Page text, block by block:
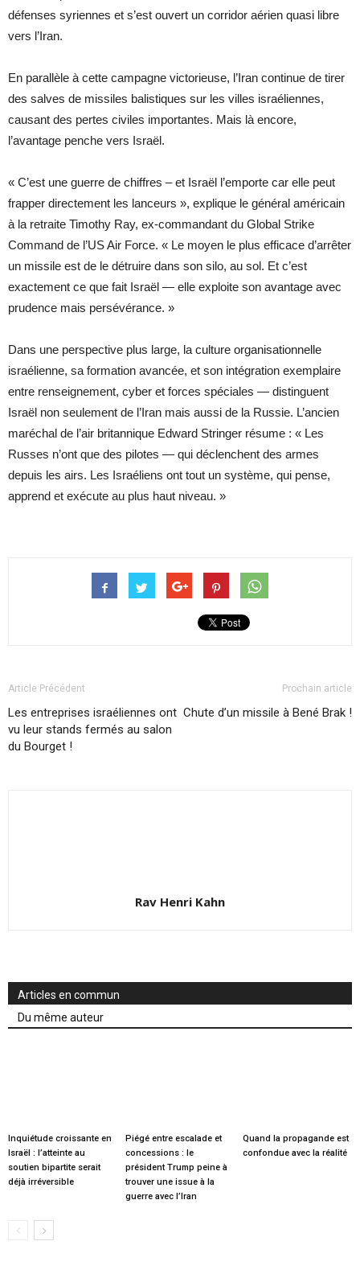
défenses syriennes et s’est ouvert un corridor aérien quasi libre
vers l’Iran.
En parallèle à cette campagne victorieuse, l’Iran continue de tirer
des salves de missiles balistiques sur les villes israéliennes,
causant des pertes civiles importantes. Mais là encore,
l’avantage penche vers Israël.
« C’est une guerre de chiffres – et Israël l’emporte car elle peut
frapper directement les lanceurs », explique le général américain
à la retraite Timothy Ray, ex-commandant du Global Strike
Command de l’US Air Force. « Le moyen le plus efficace d’arrêter
un missile est de le détruire dans son silo, au sol. Et c’est
exactement ce que fait Israël — elle exploite son avantage avec
prudence mais persévérance. »
Dans une perspective plus large, la culture organisationnelle
israélienne, sa formation avancée, et son intégration exemplaire
entre renseignement, cyber et forces spéciales — distinguent
Israël non seulement de l’Iran mais aussi de la Russie. L’ancien
maréchal de l’air britannique Edward Stringer résume : « Les
Russes n’ont que des pilotes — qui déclenchent des armes
depuis les airs. Les Israéliens ont tout un système, qui pense,
apprend et exécute au plus haut niveau. »
Article Précédent
Les entreprises israéliennes ont
vu leur stands fermés au salon
du Bourget !
Prochain article
Chute d’un missile à Bené Brak !
Rav Henri Kahn
Articles en commun
Du même auteur
Inquiétude croissante en
Israël : l’atteinte au
soutien bipartite serait
déjà irréversible
Piégé entre escalade et
concessions : le
président Trump peine à
trouver une issue à la
guerre avec l’Iran
Quand la propagande est
confondue avec la réalité